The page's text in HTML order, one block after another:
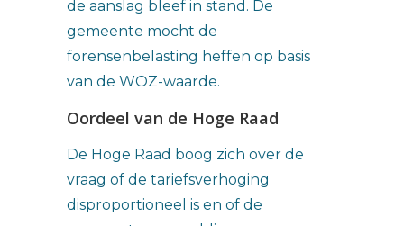
de aanslag bleef in stand. De
gemeente mocht de
forensenbelasting heffen op basis
van de WOZ-waarde.
Oordeel van de Hoge Raad
De Hoge Raad boog zich over de
vraag of de tariefsverhoging
disproportioneel is en of de